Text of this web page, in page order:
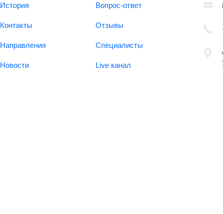
История Вопрос-ответ
Контакты Отзывы
Направления Специалисты
Новости Live канал